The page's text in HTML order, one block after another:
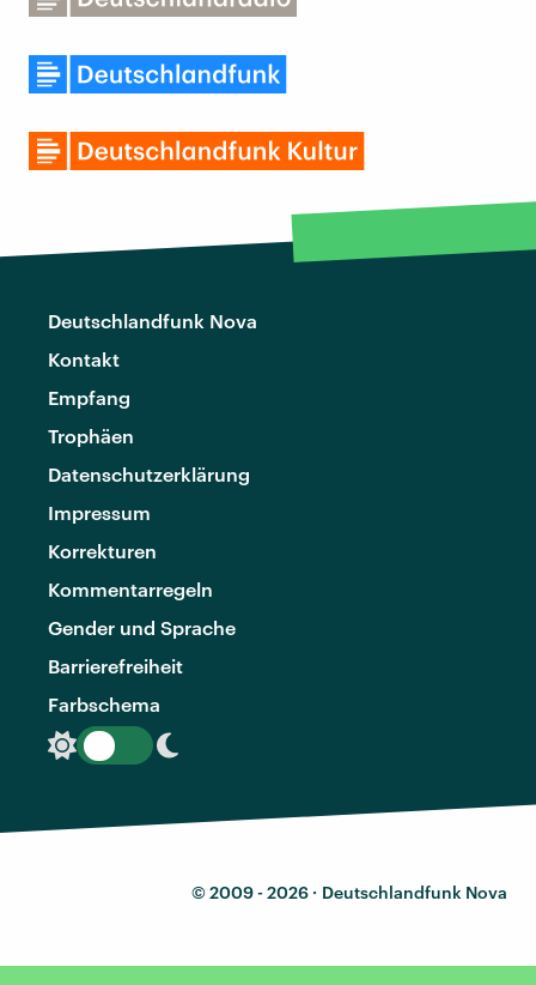
Deutschlandfunk Nova
Kontakt
Empfang
Trophäen
Datenschutzerklärung
Impressum
Korrekturen
Kommentarregeln
Gender und Sprache
Barrierefreiheit
Farbschema
© 2009 - 2026 · Deutschlandfunk Nova